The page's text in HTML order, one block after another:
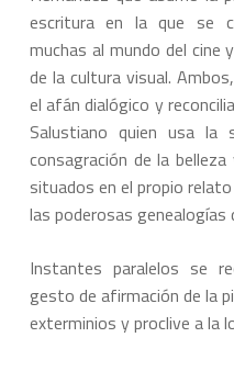
escritura en la que se
muchas al mundo del
de la cultura visual.
el afán dialógico y
Salustiano quien usa la
consagración de la
situados en el propio
las poderosas genealogías
Instantes paralelos se
gesto de afirmación de la
exterminios y proclive a la